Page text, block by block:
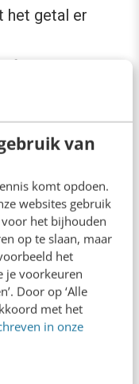
van
komt opdoen.
websites gebruik
het bijhouden
op te slaan, maar
het
je voorkeuren
Door op ‘Alle
met het
in onze
het getal er
project: klopt
projectdata
het op de
die we
bron waar het
dit plausibel’,
dat je aan het
terug te vinden
zou moeten